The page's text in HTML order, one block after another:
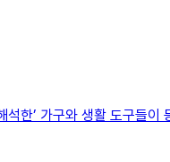
한’ 가구와 생활 도구들